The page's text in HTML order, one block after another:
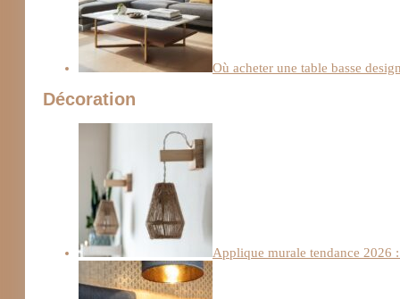
Où acheter une table basse
Décoration
Applique murale tendance 2026